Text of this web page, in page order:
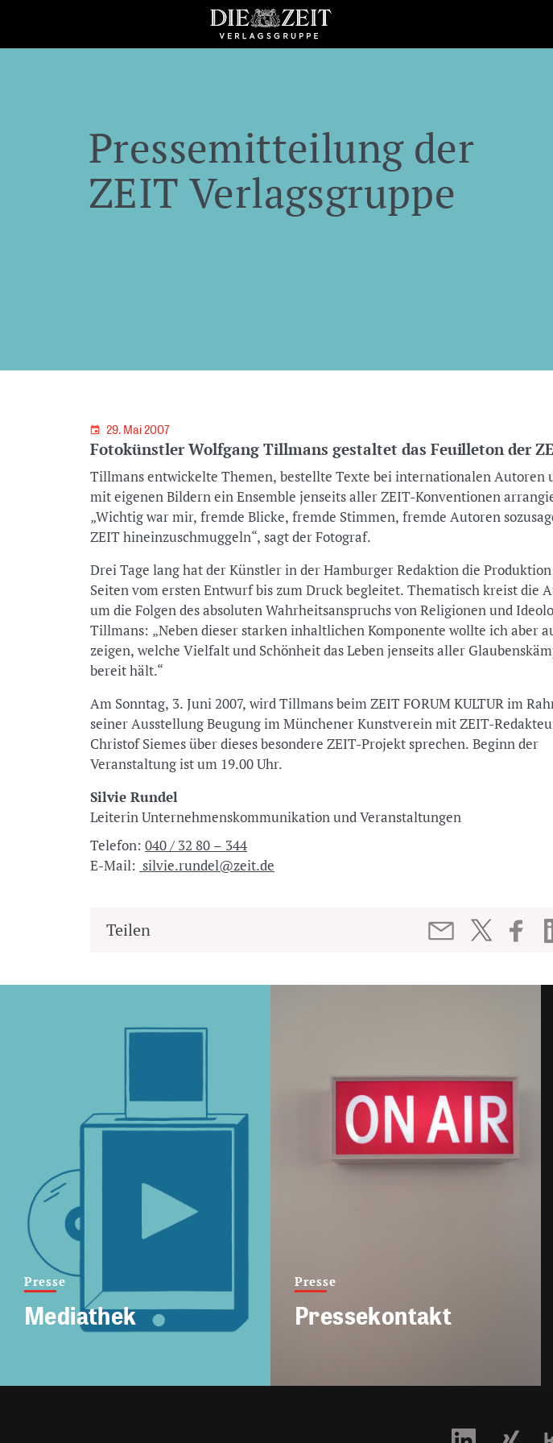
Pressemitteilung der
ZEIT Verlagsgruppe
29. Mai 2007
Fotokünstler Wolfgang Tillmans gestaltet das Feuilleton der
Tillmans entwickelte Themen, bestellte Texte bei internationalen Autoren
mit eigenen Bildern ein Ensemble jenseits aller ZEIT-Konventionen
„Wichtig war mir, fremde Blicke, fremde Stimmen, fremde Autoren
ZEIT hineinzuschmuggeln“, sagt der Fotograf.
Drei Tage lang hat der Künstler in der Hamburger Redaktion die
Seiten vom ersten Entwurf bis zum Druck begleitet. Thematisch kreist die
um die Folgen des absoluten Wahrheitsanspruchs von Religionen und
Tillmans: „Neben dieser starken inhaltlichen Komponente wollte ich aber
zeigen, welche Vielfalt und Schönheit das Leben jenseits aller
bereit hält.“
Am Sonntag, 3. Juni 2007, wird Tillmans beim ZEIT FORUM KULTUR im
seiner Ausstellung Beugung im Münchener Kunstverein mit ZEIT-
Christof Siemes über dieses besondere ZEIT-Projekt sprechen. Beginn der
Veranstaltung ist um 19.00 Uhr.
Silvie Rundel
Leiterin Unternehmenskommunikation und Veranstaltungen
Telefon: 040 / 32 80 – 344
E-Mail: silvie.rundel@zeit.de
Teilen
Presse
Mediathek
Presse
Pressekontakt